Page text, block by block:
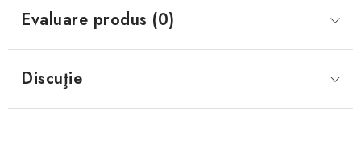
Evaluare produs (0)
Discuţie